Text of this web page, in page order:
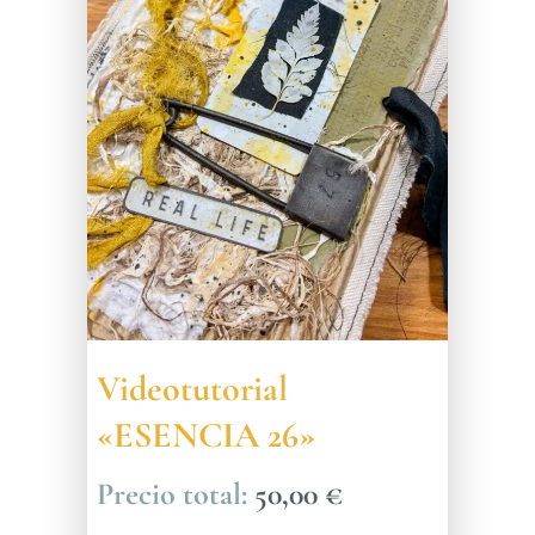
Videotutorial
«ESENCIA 26»
50,00 €